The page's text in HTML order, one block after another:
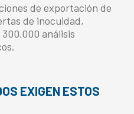
de exportación de
de inocuidad,
análisis
EXIGEN ESTOS